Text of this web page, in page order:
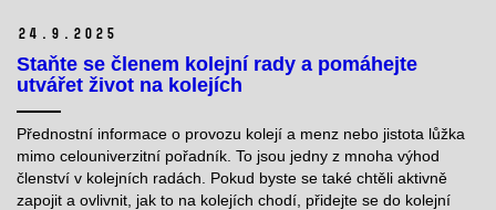
24. 9. 2025
Staňte se členem kolejní rady a pomáhejte
utvářet život na kolejích
Přednostní informace o provozu kolejí a menz nebo jistota lůžka
mimo celouniverzitní pořadník. To jsou jedny z mnoha výhod
členství v kolejních radách. Pokud byste se také chtěli aktivně
zapojit a ovlivnit, jak to na kolejích chodí, přidejte se do kolejní